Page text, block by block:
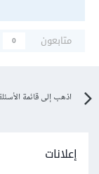
متابعون
0
اذهب إلى قائمة الأسئلة
إعلانات